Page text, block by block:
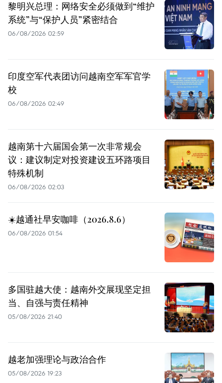
黎明兴总理：网络安全必须做到“维护
系统”与“保护人员”紧密结合
06/08/2026 02:59
印度空军代表团访问越南空军军官学
校
06/08/2026 02:49
越南第十六届国会第一次非常规会
议：建议制定对投资建设五环路项目
特殊机制
06/08/2026 02:03
☀️越通社早安咖啡（2026.8.6）
06/08/2026 01:54
多国驻越大使：越南外交展现坚定担
当、自强与责任精神
05/08/2026 21:40
越老加强理论与政治合作
05/08/2026 19:23